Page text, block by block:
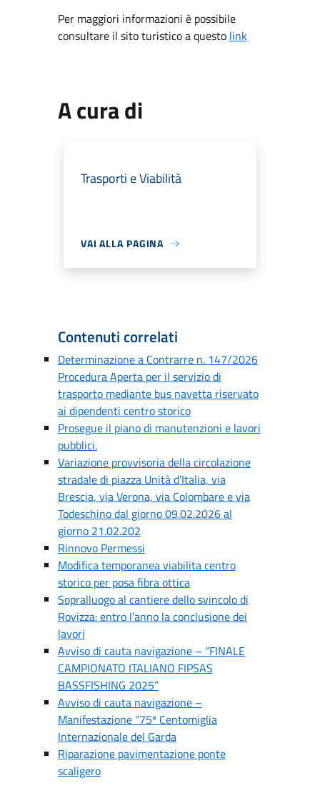
Per maggiori informazioni è possibile
consultare il sito turistico a questo link
A cura di
Trasporti e Viabilità
VAI ALLA PAGINA
Contenuti correlati
Determinazione a Contrarre n. 147/2026
Procedura Aperta per il servizio di
trasporto mediante bus navetta riservato
ai dipendenti centro storico
Prosegue il piano di manutenzioni e lavori
pubblici.
Variazione provvisoria della circolazione
stradale di piazza Unità d’Italia, via
Brescia, via Verona, via Colombare e via
Todeschino dal giorno 09.02.2026 al
giorno 21.02.202
Rinnovo Permessi
Modifica temporanea viabilita centro
storico per posa fibra ottica
Sopralluogo al cantiere dello svincolo di
Rovizza: entro l’anno la conclusione dei
lavori
Avviso di cauta navigazione – “FINALE
CAMPIONATO ITALIANO FIPSAS
BASSFISHING 2025”
Avviso di cauta navigazione –
Manifestazione “75ª Centomiglia
Internazionale del Garda
Riparazione pavimentazione ponte
scaligero